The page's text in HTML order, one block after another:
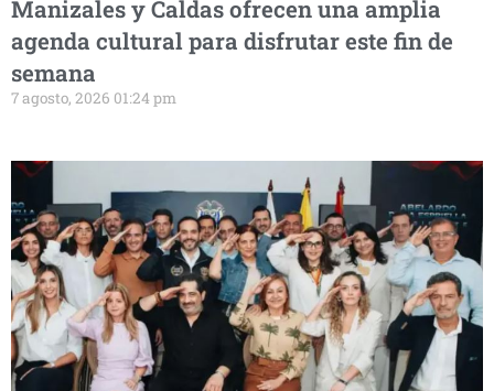
Manizales y Caldas ofrecen una amplia
agenda cultural para disfrutar este fin de
semana
7 agosto, 2026 01:24 pm